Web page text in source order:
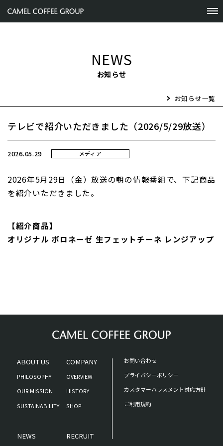
NEWS
お知らせ
お知らせ一覧
テレビで紹介いただきました（2026/5/29放送）
2026.05.29 メディア
2026年5月29日（金）放送の朝の情報番組で、下記商品
を紹介いただきました。
【紹介商品】
オリジナル ボロネーゼ 生フェットチーネ レンジアップ
ABOUT US
PHILOSOPHY
OUR MISSION
SUSTAINABILITY
COMPANY
OVERVIEW
HISTORY
SHOP
NEWS RECRUIT
お問い合わせ
プライバシーポリシー
カスタマーハラスメント対応方針
ご利用規約